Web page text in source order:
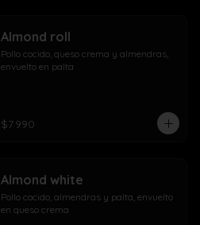
Almond roll
Pollo cocido, queso crema y almendras,
envuelto en palta
$7.990
Almond white
Pollo cocido, almendras y palta, envuelto
en queso crema